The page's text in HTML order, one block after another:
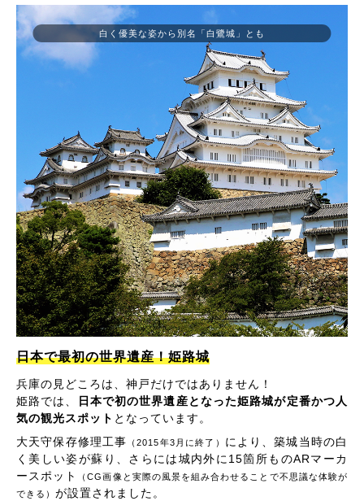
白く優美な姿から別名「白鷺城」とも
日本で最初の世界遺産！姫路城
兵庫の見どころは、神戸だけではありません！
姫路では、
日本で初の世界遺産となった姫路城が定番かつ人
気の観光スポット となっています。
大天守保存修理工事
（2015年3月に終了）
により、築城当時の白
く美しい姿が蘇り、さらには城内外に15箇所ものARマーカ
ースポット
（CG画像と実際の風景を組み合わせることで不思議な体験が
できる） が設置されました。